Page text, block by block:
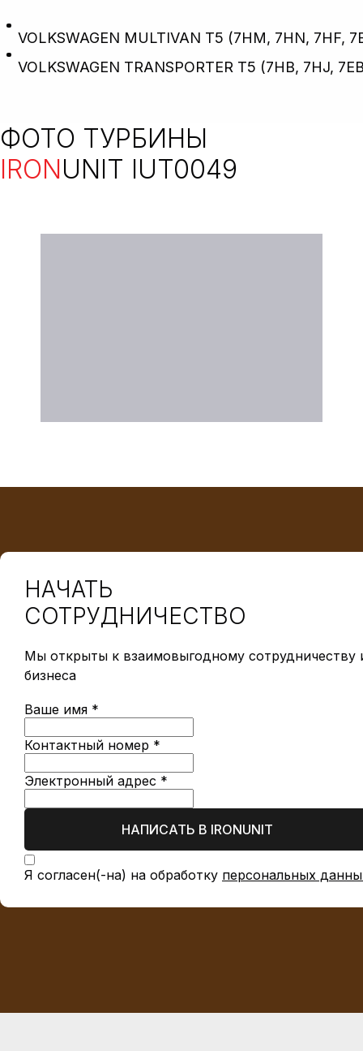
VOLKSWAGEN MULTIVAN T5 (7HM, 7HN, 7HF,
VOLKSWAGEN TRANSPORTER T5 (7HB, 7HJ,
ФОТО ТУРБИНЫ
IRONUNIT IUT0049
НАЧАТЬ
СОТРУДНИЧЕСТВО
Мы открыты к взаимовыгодному сотрудничеству
бизнеса
Ваше имя *
Контактный номер *
Электронный адрес *
НАПИСАТЬ В IRONUNIT
Я согласен(-на) на обработку персональных